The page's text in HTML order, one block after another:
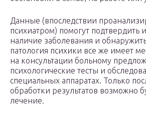
Данные (впоследствии
психиатром) помогут подтвердить
наличие заболевания и
патология психики все же имеет
на консультации больному
психологические тесты и
специальных аппаратах. Только
обработки результатов возможно
лечение.